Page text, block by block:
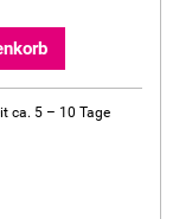
ca. 5 – 10 Tage